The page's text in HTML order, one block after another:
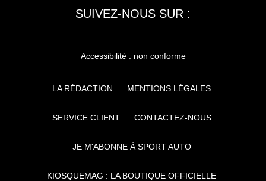
SUIVEZ-NOUS SUR :
Accessibilité : non conforme
LA RÉDACTION MENTIONS LÉGALES
SERVICE CLIENT CONTACTEZ-NOUS
JE M'ABONNE À SPORT AUTO
KIOSQUEMAG : LA BOUTIQUE OFFICIELLE